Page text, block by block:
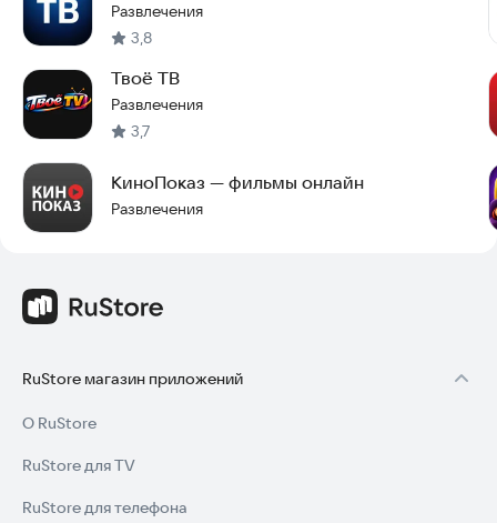
Развлечения
3,8
Твоё ТВ
Развлечения
3,7
КиноПоказ — фильмы онлайн
Развлечения
RuStore магазин приложений
О RuStore
RuStore для TV
RuStore для телефона